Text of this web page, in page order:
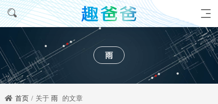
雨
首页 关于 雨 的文章